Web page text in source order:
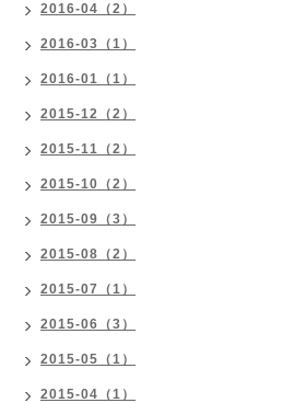
2016-04（2）
2016-03（1）
2016-01（1）
2015-12（2）
2015-11（2）
2015-10（2）
2015-09（3）
2015-08（2）
2015-07（1）
2015-06（3）
2015-05（1）
2015-04（1）